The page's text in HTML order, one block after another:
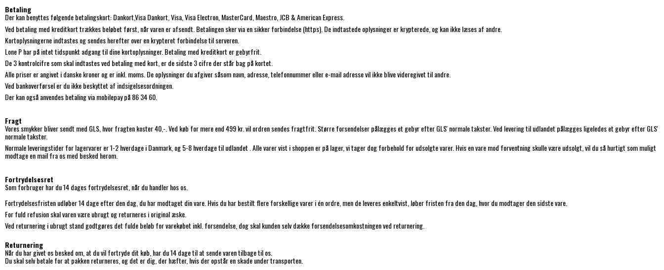
Betaling
Der kan benyttes følgende betalingskort: Dankort,Visa Dankort, Visa, Visa Electron, MasterCard, Maestro, JCB & American Express.
Ved betaling med kreditkort trækkes beløbet først, når varen er afsendt. Betalingen sker via en sikker forbindelse (https). De indtastede oplysninger er krypterede, og kan ikke læses af andre.
Kortoplysningerne indtastes og sendes herefter over en krypteret forbindelse til serveren.
Lone P har på intet tidspunkt adgang til dine kortoplysninger. Betaling med kreditkort er gebyrfrit.
De 3 kontrolcifre som skal indtastes ved betaling med kort, er de sidste 3 cifre der står bag på kortet.
Alle priser er angivet i danske kroner og er inkl. moms. De oplysninger du afgiver såsom navn, adresse, telefonnummer eller e-mail adresse vil ikke blive videregivet til andre.
Ved bankoverførsel er du ikke beskyttet af indsigelsesordningen.
Der kan også anvendes betaling via mobilepay på 86 34 60.
Fragt
Vores smykker bliver sendt med GLS, hvor fragten koster 40,-. Ved køb for mere end 499 kr. vil ordren sendes fragtfrit. Større forsendelser pålægges et gebyr efter GLS' normale takster. Ved levering til udlandet pålægges ligeledes et gebyr efter GLS'
normale takster.
Normale leveringstider for lagervarer er 1-2 hverdage i Danmark, og 5-8 hverdage til udlandet . Alle varer vist i shoppen er på lager, vi tager dog forbehold for udsolgte varer. Hvis en vare mod forventning skulle være udsolgt, vil du så hurtigt som muligt
modtage en mail fra os med besked herom.
Fortrydelsesret
Som forbruger har du 14 dages fortrydelsesret, når du handler hos os.
Fortrydelsesfristen udløber 14 dage efter den dag, du har modtaget din vare. Hvis du har bestilt flere forskellige varer i én ordre, men de leveres enkeltvist, løber fristen fra den dag, hvor du modtager den sidste vare.
For fuld refusion skal varen være ubrugt og returneres i original æske.
Ved returnering i ubrugt stand godtgøres det fulde beløb for varekøbet inkl. forsendelse, dog skal kunden selv dække forsendelsesomkostningen ved returnering.
Returnering
Når du har givet os besked om, at du vil fortryde dit køb, har du 14 dage til at sende varen tilbage til os.
Du skal selv betale for at pakken returneres, og det er dig, der hæfter, hvis der opstår en skade under transporten.